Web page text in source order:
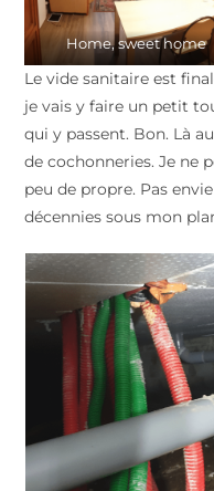
Home, sweet home
Le vide sanitaire est
je vais y faire un petit
qui y passent. Bon. Là
de cochonneries. Je ne
peu de propre. Pas
décennies sous mon